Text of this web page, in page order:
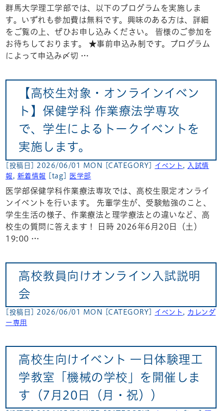
群馬大学理工学部では、以下のプログラムを実施しま
す。いずれも参加費は無料です。興味のある方は、詳細
をご覧の上、ぜひお申し込みください。 皆様のご参加を
お待ちしております。 ★事前申込み制です。プログラム
によって申込み〆切 …
【高校生対象・オンラインイベン
ト】保健学科 作業療法学専攻
で、学生によるトークイベントを
実施します。
[投稿日] 2026/06/01 MON [CATEGORY] イベント
入試情
報
新着情報 [tag] 医学部
医学部保健学科作業療法専攻では、高校生限定オンライ
ンイベントを行います。 先輩学生が、受験勉強のこと、
学生生活の様子、作業療法と理学療法との違いなど、高
校生の質問に答えます！ 日時 2026年6月20日（土）
19:00 …
高校教員向けオンライン入試説明
会
[投稿日] 2026/06/01 MON [CATEGORY] イベント , カレンダ
ー専用
高校生向けイベント 一日体験理工
学教室「機械の学校」を開催しま
す（7月20日（月・祝））